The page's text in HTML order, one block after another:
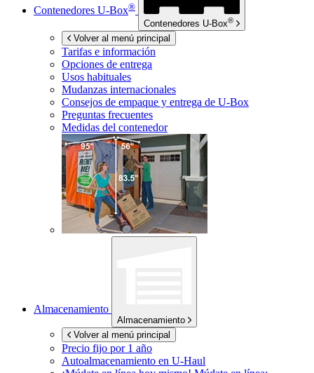
Contenedores U-Box®
Contenedores U-Box®
Volver al menú principal
Tarifas e información
Opciones de entrega
Usos habituales
Mudanzas internacionales
Consejos de empaque y entrega de U-Box
Preguntas frecuentes
Medidas del contenedor
Almacenamiento
Almacenamiento
Volver al menú principal
Precio fijo por 1 año
Autoalmacenamiento en U-Haul